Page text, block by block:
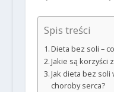
Spis treści
Dieta bez soli –
Jakie są
Jak dieta bez soli
choroby serca?